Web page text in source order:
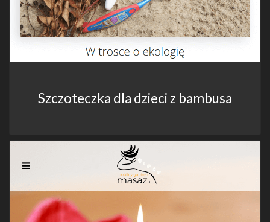
Szczoteczka dla dzieci z bambusa